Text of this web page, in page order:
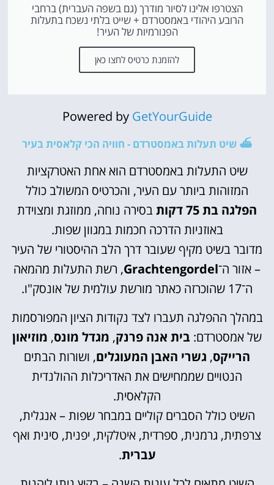
הצטרפו אלינו לסיור מודרך (גם בשפה העברית) ברחבי
הרובע היהודי באמסטרדם + שייט בלתי נשכח בתעלות
הפנורמיות של העיר!
להזמנת כרטיס לחצו כאן
Powered by GetYourGuide
⛴️ שיט תעלות באמסטרדם - חוויה הכי קלאסית בעיר
שיט התעלות באמסטרדם הוא אחת האטרקציות
המזוהות ביותר עם העיר, והכרטיס המשולב כולל
הפלגה בת 75 דקות
בסירה נוחה, ממוזגת ומצוידת
באוזניות הדרכה חכמות במגוון שפות.
מדובר בשיט מקיף שעובר דרך הלב ההיסטורי של העיר
– אזור ה־Grachtengordel, רשת התעלות מהמאה
ה־17 שהוכרזה כאתר מורשת עולמית של אונסק"ו.
במהלך ההפלגה תעברו לצד נקודות הציון המפורסמות
של אמסטרדם: בית אנה פרנק, מגדל מונס, מוזיאון
הרייקס, גשרי האבן המעוגלים, ושורות הבתים
הנטויים שממחישים את האדריכלות ההולנדית
הקלאסית.
השיט כולל הסברים קוליים במבחר שפות – אנגלית,
צרפתית, גרמנית, ספרדית, איטלקית, יפנית, סינית ואף
עברית.